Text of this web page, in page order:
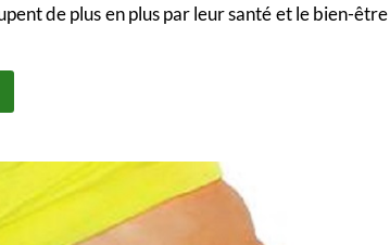
de plus en plus par leur santé et le bien-